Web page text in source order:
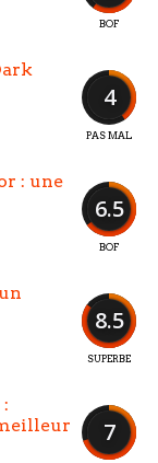
BOF
4
PAS MAL
6.5
BOF
: une
8.5
SUPERBE
7